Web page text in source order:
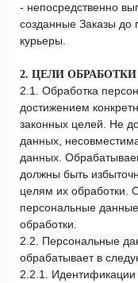
- непосредственно
созданные Заказы до
курьеры.
2. ЦЕЛИ
2.1. Обработка
достижением
законных целей. Не
данных,
данных.
должны быть
целям их обработки.
персональные
обработки.
2.2. Персональные
обрабатывает в
2.2.1. Идентификации